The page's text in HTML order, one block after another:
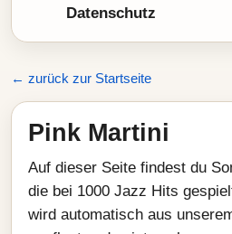
Datenschutz
← zurück zur Startseite
Pink Martini
Auf dieser Seite findest du
die bei 1000 Jazz Hits
wird automatisch aus